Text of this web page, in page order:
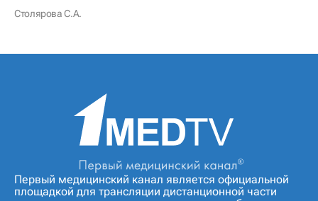
Столярова С.А.
Первый медицинский канал является официальной
площадкой для трансляции дистанционной части